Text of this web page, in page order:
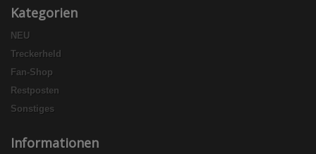
Kategorien
NEU
Treckerheld
Fan-Shop
Restposten
Sonstiges
Informationen